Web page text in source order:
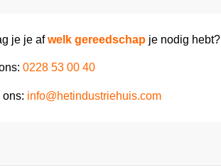
je je afwelk gereedschapje nodig hebt?
0228 53 00 40
ons: info@hetindustriehuis.com